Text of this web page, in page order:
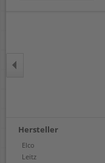
Hersteller
Elco
Leitz